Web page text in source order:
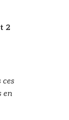
2
ces
en